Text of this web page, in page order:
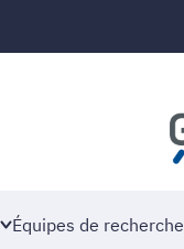
Équipes de recherche